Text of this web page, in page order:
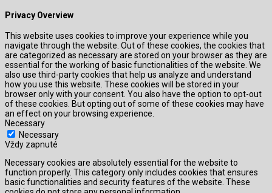
Privacy Overview
This website uses cookies to improve your experience while you
navigate through the website. Out of these cookies, the cookies that
are categorized as necessary are stored on your browser as they are
essential for the working of basic functionalities of the website. We
also use third-party cookies that help us analyze and understand
how you use this website. These cookies will be stored in your
browser only with your consent. You also have the option to opt-out
of these cookies. But opting out of some of these cookies may have
an effect on your browsing experience.
Necessary
Necessary
Vždy zapnuté
Necessary cookies are absolutely essential for the website to
function properly. This category only includes cookies that ensures
basic functionalities and security features of the website. These